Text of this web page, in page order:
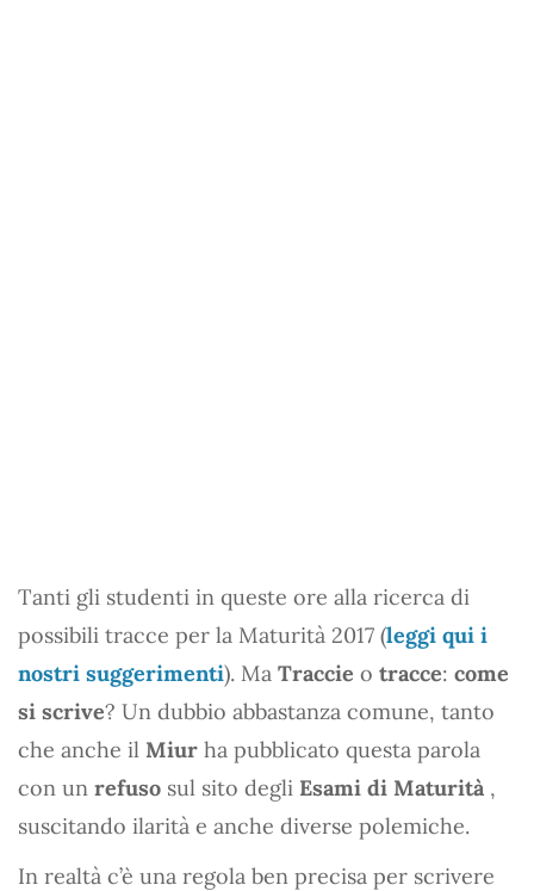
Tanti gli studenti in queste ore alla ricerca di
possibili tracce per la Maturità 2017 (leggi qui i
nostri suggerimenti). Ma Traccie o tracce: come
si scrive? Un dubbio abbastanza comune, tanto
che anche il Miur ha pubblicato questa parola
con un refuso sul sito degli Esami di Maturità ,
suscitando ilarità e anche diverse polemiche.
In realtà c’è una regola ben precisa per scrivere